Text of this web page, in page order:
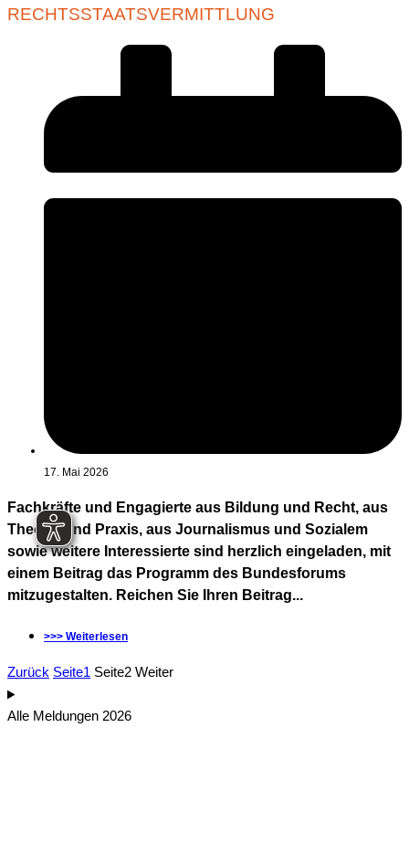
RECHTSSTAATSVERMITTLUNG
17. Mai 2026
Fachkräfte und Engagierte aus Bildung und Recht, aus
Theorie und Praxis, aus Journalismus und Sozialem
sowie weitere Interessierte sind herzlich eingeladen, mit
einem Beitrag das Programm des Bundesforums
mitzugestalten. Reichen Sie Ihren Beitrag...
>>> Weiterlesen
Zurück Seite1 Seite2 Weiter
Alle Meldungen 2026